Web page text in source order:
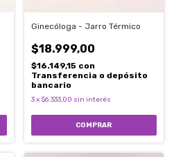
Ginecóloga - Jarro Térmico
$18.999,00
$16.149,15 con
Transferencia o depósito
bancario
3 x $6.333,00 sin interés